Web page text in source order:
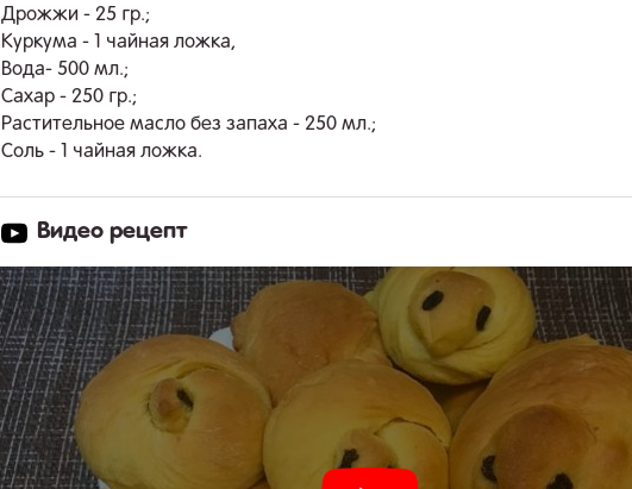
Дрожжи - 25 гр.;
Куркума - 1 чайная ложка,
Вода- 500 мл.;
Сахар - 250 гр.;
Растительное масло без запаха - 250 мл.;
Соль - 1 чайная ложка.
Видео рецепт